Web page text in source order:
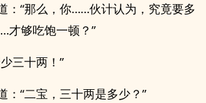
：“那么，你……伙计认为，究竟要多
够吃饱一顿？”
三十两！”
：“二宝，三十两是多少？”